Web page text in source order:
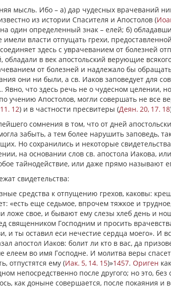
мысль. Ибо – а) дар чудесных врачеваний
из истории Спасителя и Апостолов (
на один определенный знак – елей; б)
имели власти отпущать грехи,
здесь с уврачеванием от болезней
обладали в век апостольский верующие
от болезней и надлежало бы
они ни были, а св. Иаков заповедует для
Явно, что здесь речь не о чудесном целении,
учению Апостолов, могли совершать не все
12) и в частности пресвитеры (Деян. 20, 17. 18
сомнения в том, что от дней
забыть, а тем более нарушить заповедь,
Но сохранились и некоторые
на основании слов св. апостола Иакова,
тайнодействие, или даже прямо называют
свидетельства:
средства к отпущению грехов, каковы:
«есть еще седьмое, впрочем тяжкое и
ложе свое, и бывают ему слезы хлеб день и
священником Господним и просить
и ты оставил еси нечестие сердца моего». И
апостол Иаков: болит ли кто в вас, да
елеем во имя Господне. И молитва веры
отпустятся ему (Иак. 5, 14. 15)»1457. Ориген
непосредственно после другого; но это,
как доныне совершается, после покаяния и